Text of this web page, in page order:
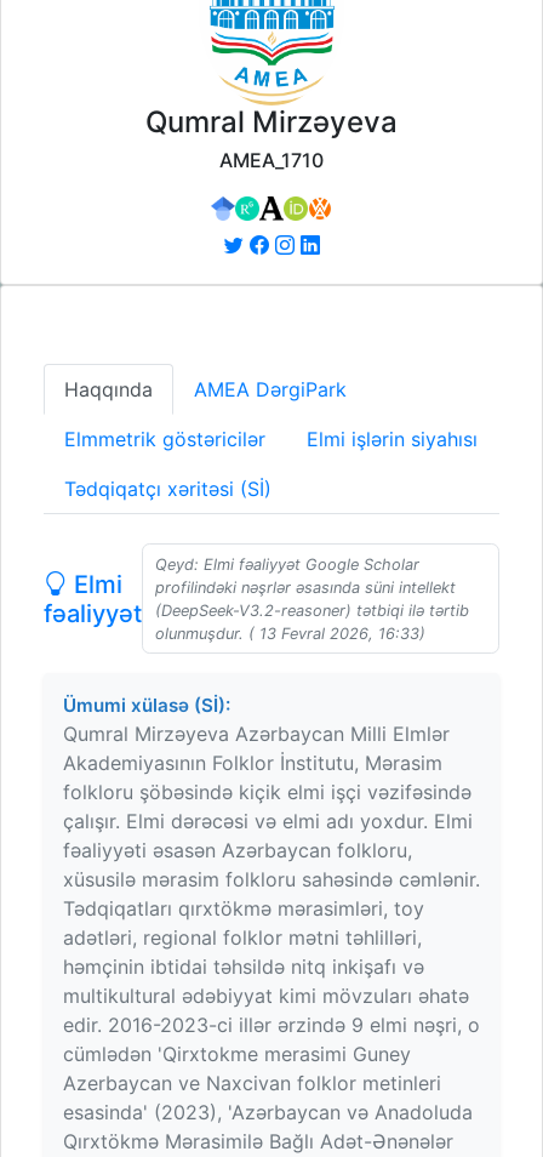
Qumral Mirzəyeva
AMEA_1710
Haqqında AMEA DərgiPark
Elmmetrik göstəricilər Elmi işlərin siyahısı
Tədqiqatçı xəritəsi (Sİ)
Elmi
fəaliyyət
Qeyd: Elmi fəaliyyət Google Scholar
profilindəki nəşrlər əsasında süni intellekt
(DeepSeek-V3.2-reasoner) tətbiqi ilə tərtib
olunmuşdur. ( 13 Fevral 2026, 16:33)
Ümumi xülasə (Sİ):
Qumral Mirzəyeva Azərbaycan Milli Elmlər
Akademiyasının Folklor İnstitutu, Mərasim
folkloru şöbəsində kiçik elmi işçi vəzifəsində
çalışır. Elmi dərəcəsi və elmi adı yoxdur. Elmi
fəaliyyəti əsasən Azərbaycan folkloru,
xüsusilə mərasim folkloru sahəsində cəmlənir.
Tədqiqatları qırxtökmə mərasimləri, toy
adətləri, regional folklor mətni təhlilləri,
həmçinin ibtidai təhsildə nitq inkişafı və
multikultural ədəbiyyat kimi mövzuları əhatə
edir. 2016-2023-ci illər ərzində 9 elmi nəşri, o
cümlədən 'Qirxtokme merasimi Guney
Azerbaycan ve Naxcivan folklor metinleri
esasinda' (2023), 'Azərbaycan və Anadoluda
Qırxtökmə Mərasimilə Bağlı Adət-Ənənələr